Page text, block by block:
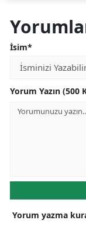
İsim*
Yorum Yazın (500
Yorum yazma